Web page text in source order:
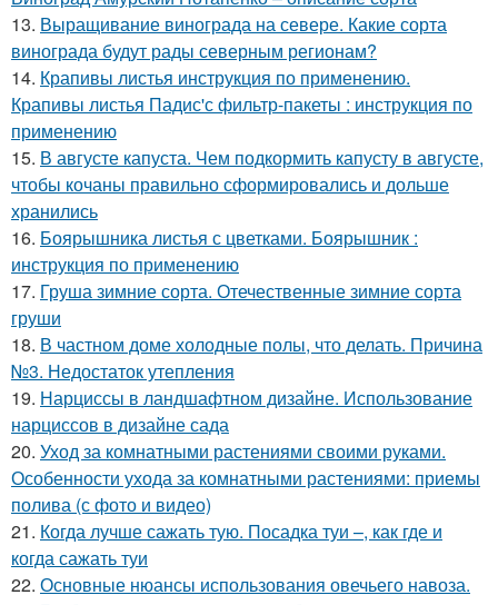
13. Выращивание винограда на севере. Какие сорта
винограда будут рады северным регионам?
14. Крапивы листья инструкция по применению.
Крапивы листья Падис'с фильтр-пакеты : инструкция по
применению
15. В августе капуста. Чем подкормить капусту в августе,
чтобы кочаны правильно сформировались и дольше
хранились
16. Боярышника листья с цветками. Боярышник :
инструкция по применению
17. Груша зимние сорта. Отечественные зимние сорта
груши
18. В частном доме холодные полы, что делать. Причина
№3. Недостаток утепления
19. Нарциссы в ландшафтном дизайне. Использование
нарциссов в дизайне сада
20. Уход за комнатными растениями своими руками.
Особенности ухода за комнатными растениями: приемы
полива (с фото и видео)
21. Когда лучше сажать тую. Посадка туи –, как где и
когда сажать туи
22. Основные нюансы использования овечьего навоза.